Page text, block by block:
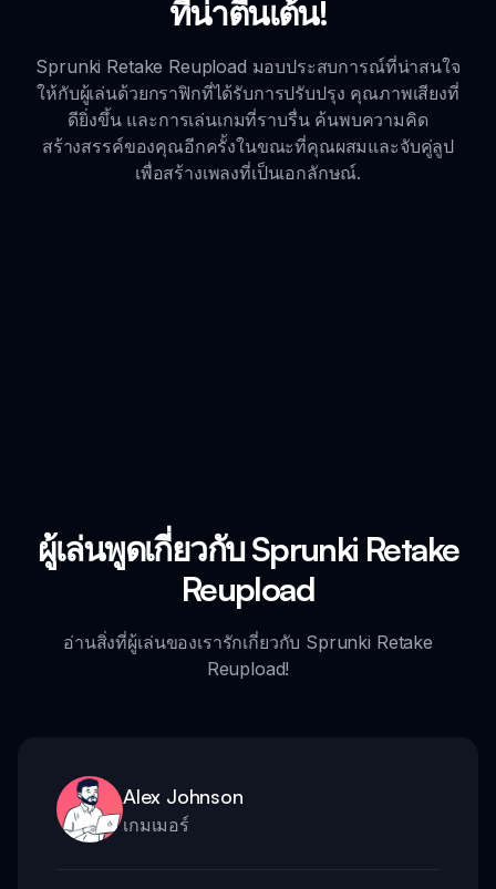
ที่น่าตื่นเต้น!
Sprunki Retake Reupload มอบประสบการณ์ที่น่าสนใจ
ให้กับผู้เล่นด้วยกราฟิกที่ได้รับการปรับปรุง คุณภาพเสียงที่
ดียิ่งขึ้น และการเล่นเกมที่ราบรื่น ค้นพบความคิด
สร้างสรรค์ของคุณอีกครั้งในขณะที่คุณผสมและจับคู่ลูป
เพื่อสร้างเพลงที่เป็นเอกลักษณ์.
ผู้เล่นพูดเกี่ยวกับ Sprunki Retake
Reupload
อ่านสิ่งที่ผู้เล่นของเรารักเกี่ยวกับ Sprunki Retake
Reupload!
Alex Johnson
เกมเมอร์